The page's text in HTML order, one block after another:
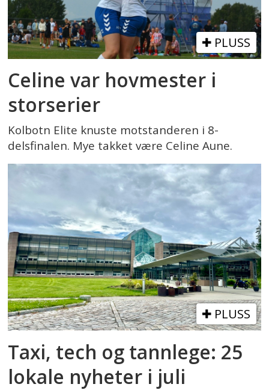
PLUSS
Celine var hovmester i
storserier
Kolbotn Elite knuste motstanderen i 8-
delsfinalen. Mye takket være Celine Aune.
PLUSS
Taxi, tech og tannlege: 25
lokale nyheter i juli